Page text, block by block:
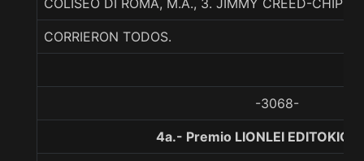
COLISEO DI ROMA, M.A., 3. JIMMY CREED-
CORRIERON TODOS.
-3068-
4a.- Premio LIONLEI EDITOKIO,